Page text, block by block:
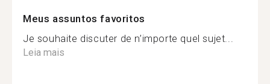
Meus assuntos favoritos
Je souhaite discuter de n’importe quel sujet...
Leia mais